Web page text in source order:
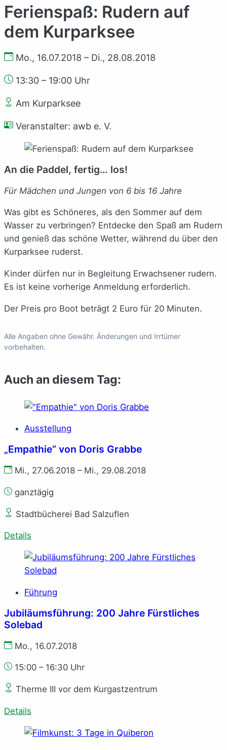
Ferienspaß: Rudern auf
dem Kurparksee
Mo., 16.07.2018 – Di., 28.08.2018
13:30 – 19:00 Uhr
Am Kurparksee
Veranstalter: awb e. V.
An die Paddel, fertig… los!
Für Mädchen und Jungen von 6 bis 16 Jahre
Was gibt es Schöneres, als den Sommer auf dem
Wasser zu verbringen? Entdecke den Spaß am Rudern
und genieß das schöne Wetter, während du über den
Kurparksee ruderst.
Kinder dürfen nur in Begleitung Erwachsener rudern.
Es ist keine vorherige Anmeldung erforderlich.
Der Preis pro Boot beträgt 2 Euro für 20 Minuten.
Alle Angaben ohne Gewähr. Änderungen und Irrtümer
vorbehalten.
Auch an diesem Tag:
Ausstellung
„Empathie“ von Doris Grabbe
Mi., 27.06.2018 – Mi., 29.08.2018
ganztägig
Stadtbücherei Bad Salzuflen
Details
Führung
Jubiläumsführung: 200 Jahre Fürstliches
Solebad
Mo., 16.07.2018
15:00 – 16:30 Uhr
Therme III vor dem Kurgastzentrum
Details